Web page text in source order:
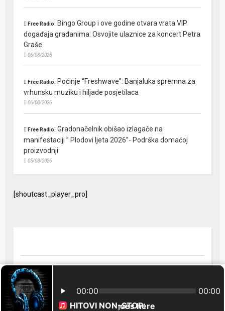
Free Radio: Bingo Group i ove godine otvara vrata VIP
događaja građanima: Osvojite ulaznice za koncert Petra
Graše
06/08/2026
Free Radio: Počinje “Freshwave”: Banjaluka spremna za
vrhunsku muziku i hiljade posjetilaca
06/08/2026
Free Radio:Gradonačelnik obišao izlagače na
manifestaciji ” Plodovi ljeta 2026”- Podrška domaćoj
proizvodnji
05/08/2026
[shoutcast_player_pro]
© 2024 Free Radio Prijedor. Sva prava zaštićena Designed by